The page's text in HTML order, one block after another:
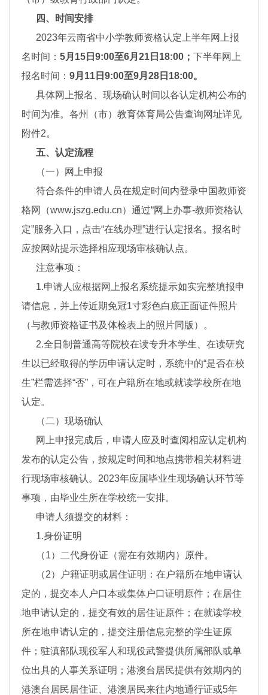
四、时间安排
2023年云南省中小学教师资格认定上半年网上报
名时间： 5月 15 日 9:00至6月 21 日 18:00 ； 下半年网上
报名时间： 9月 11 日 9:00至9月 28 日 18:00。
具体网上报名、现场确认时间以各认定机构公布的
时间为准。各州（市）教育体育局公告查询网址详见
附件2。
五、认定流程
（一）网上申报
符合条件的申请人员在规定时间内登录中国教师资
格网（www.jszg.edu.cn）通过“网上办事-教师资格认
定”服务入口，点击“在线办理”进行认定报名。报名时
应按网站提示选择相应现场审核确认点。
注意事项：
1.申请人应根据网上报名系统提示如实完整填报申
请信息，并上传近期免冠1寸彩色白底正面证件照片
（与教师资格证书及体检表上的照片同版）。
2.全日制普通高等院校在读专升本学生、在读研究
生以已经取得的学历申请认定时，系统中的“是否在校
生”栏需选择“否”，可在户籍所在地或就读学校所在地
认定。
（二）现场确认
网上申报完成后，申请人应及时查阅相应认定机构
发布的认定公告，按规定时间和地点携带相关材料进
行现场审核确认。2023年应届毕业生现场确认环节等
事项，由毕业生所在学校统一安排。
申请人须提交的材料：
1.身份证明
（1）二代身份证（需在有效期内）原件。
（2）户籍证明或居住证明：在户籍所在地申请认
定的，提交本人户口本或集体户口证明原件；在居住
地申请认定的，提交有效的居住证原件；在就读学校
所在地申请认定的，提交注册信息完整的学生证原
件；驻滇部队现役军人和现役武警提供所属部队或单
位出具的人事关系证明；港澳台居民提供有效期内的
港澳台居民居住证、港澳居民来往内地通行证或5年